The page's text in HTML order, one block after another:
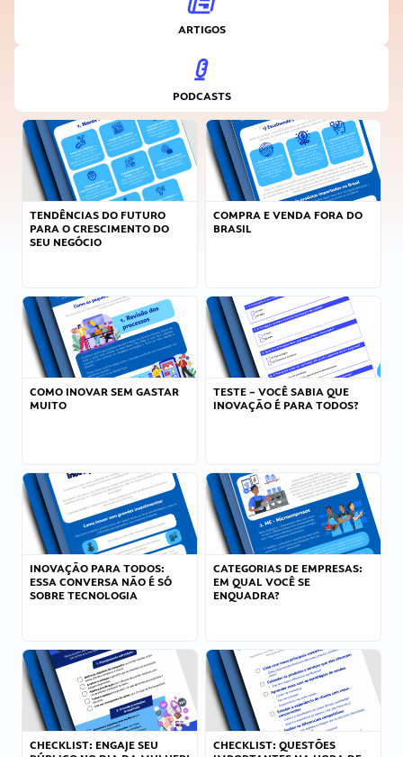
ARTIGOS
PODCASTS
TENDÊNCIAS DO FUTURO
PARA O CRESCIMENTO DO
SEU NEGÓCIO
COMPRA E VENDA FORA DO
BRASIL
COMO INOVAR SEM GASTAR
MUITO
TESTE – VOCÊ SABIA QUE
INOVAÇÃO É PARA TODOS?
INOVAÇÃO PARA TODOS:
ESSA CONVERSA NÃO É SÓ
SOBRE TECNOLOGIA
CATEGORIAS DE EMPRESAS:
EM QUAL VOCÊ SE
ENQUADRA?
CHECKLIST: ENGAJE SEU
CHECKLIST: QUESTÕES